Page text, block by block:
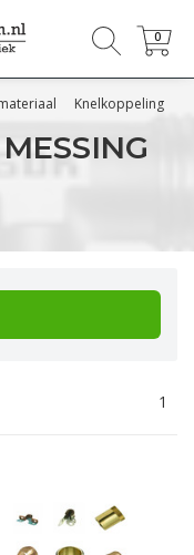
0
0
Knelkoppeling
1